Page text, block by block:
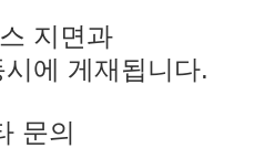
지면과
에 게재됩니다.
문의